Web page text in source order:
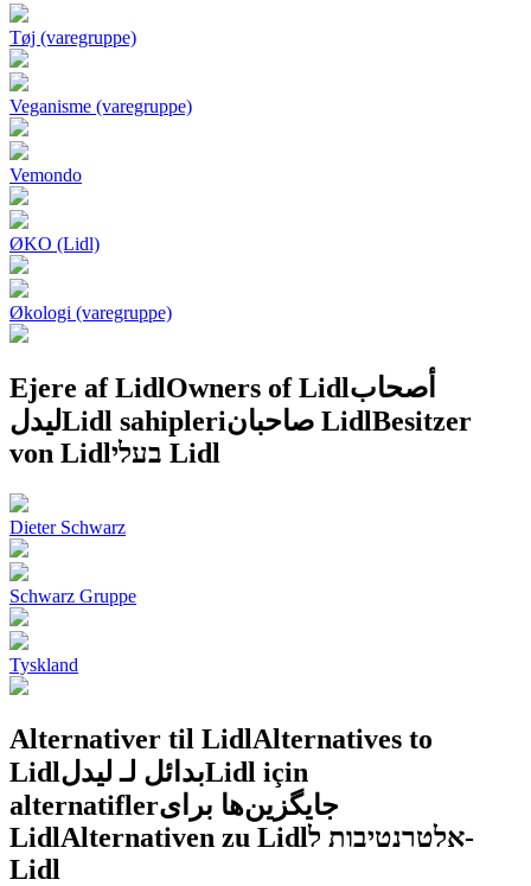
Tøj (varegruppe)
Veganisme (varegruppe)
Vemondo
ØKO (Lidl)
Økologi (varegruppe)
Ejere af Lidl Owners of Lidl أصحاب
ليدلLidl sahipleri صاحبان LidlBesitzer
von Lidl
בעלי Lidl
Dieter Schwarz
Schwarz Gruppe
Tyskland
Alternativer til LidlAlternatives to
Lidlبدائل لـ ليدلLidl için
alternatiflerجایگزین‌ها برای
LidlAlternativen zu Lidlאלטרנטיבות ל-
Lidl